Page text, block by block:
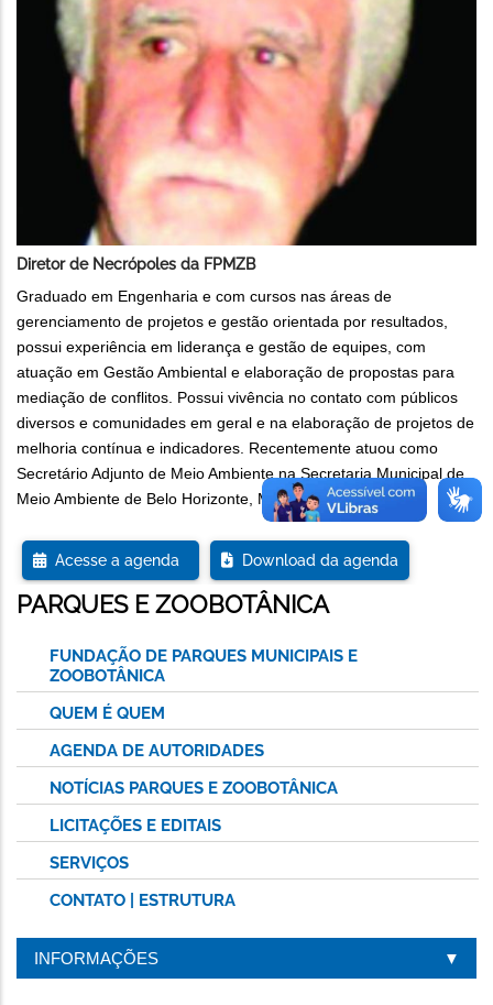
Diretor de Necrópoles da FPMZB
Graduado em Engenharia e com cursos nas áreas de
gerenciamento de projetos e gestão orientada por resultados,
possui experiência em liderança e gestão de equipes, com
atuação em Gestão Ambiental e elaboração de propostas para
mediação de conflitos. Possui vivência no contato com públicos
diversos e comunidades em geral e na elaboração de projetos de
melhoria contínua e indicadores. Recentemente atuou como
Secretário Adjunto de Meio Ambiente na Secretaria Municipal de
Meio Ambiente de Belo Horizonte, MG, entre 2017 e 2022.
Acesse a agenda Download da agenda
PARQUES E ZOOBOTÂNICA
FUNDAÇÃO DE PARQUES MUNICIPAIS E
ZOOBOTÂNICA
QUEM É QUEM
AGENDA DE AUTORIDADES
NOTÍCIAS PARQUES E ZOOBOTÂNICA
LICITAÇÕES E EDITAIS
SERVIÇOS
CONTATO | ESTRUTURA
INFORMAÇÕES